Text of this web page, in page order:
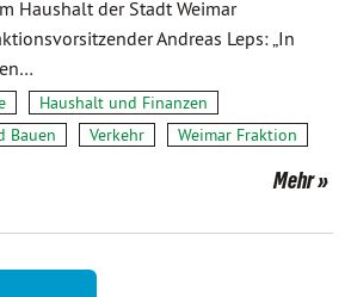
Haushalt der Stadt Weimar
Andreas Leps: „In
Haushalt und Finanzen
Bauen
Verkehr Weimar Fraktion
Mehr